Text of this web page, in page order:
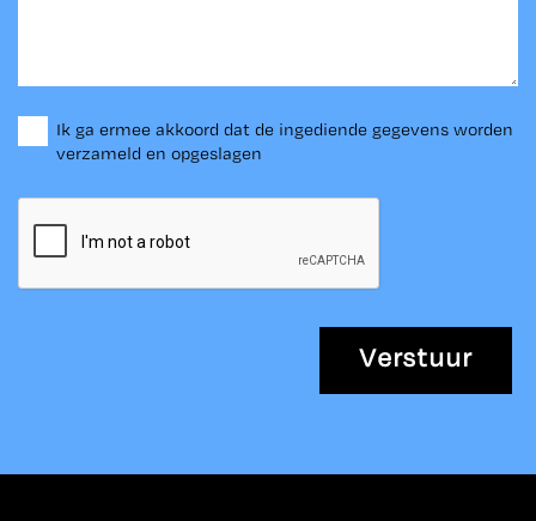
Ik ga ermee akkoord dat de ingediende gegevens worden
verzameld en opgeslagen
Verstuur